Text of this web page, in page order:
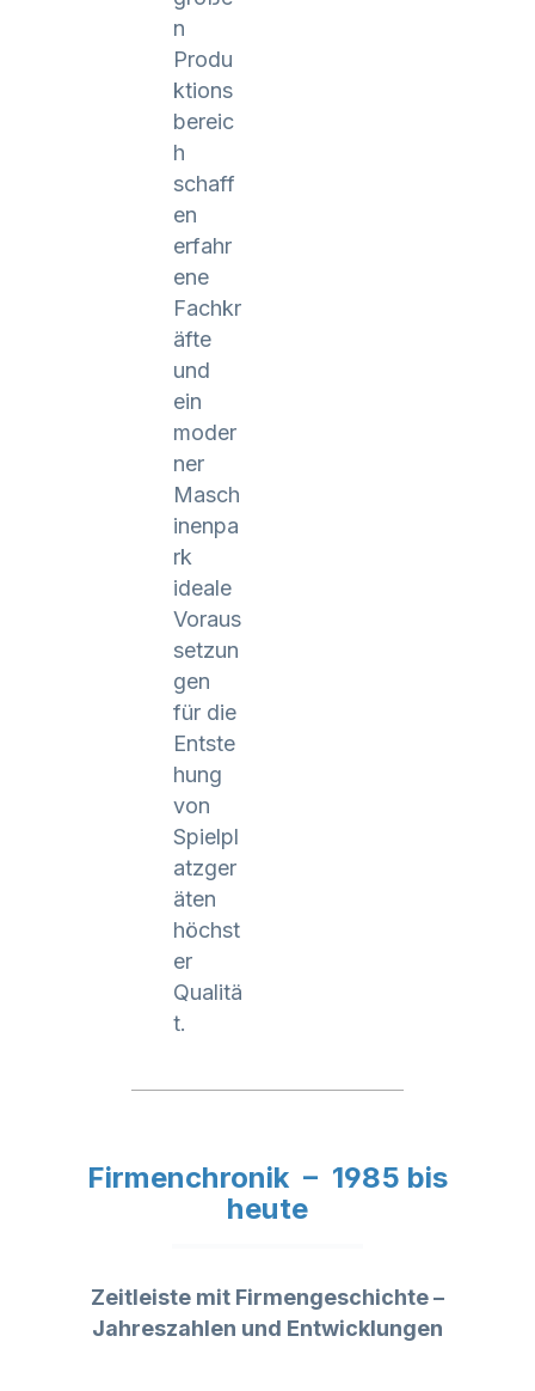
n
Produ
ktions
bereic
h
schaff
en
erfahr
ene
Fachkr
äfte
und
ein
moder
ner
Masch
inenpa
rk
ideale
Voraus
setzun
gen
für die
Entste
hung
von
Spielpl
atzger
äten
höchst
er
Qualitä
t.
Firmenchronik – 1985 bis
heute
Zeitleiste mit Firmengeschichte –
Jahreszahlen und Entwicklungen